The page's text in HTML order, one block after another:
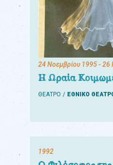
24 Νοεμβρίου 1995- 26
Η Ωραία
ΘΕΑΤΡΟ ΕΘΝΙΚΟ
1992
συνεργάτες